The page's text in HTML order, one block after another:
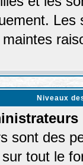
Niveaux
sont des
tout le